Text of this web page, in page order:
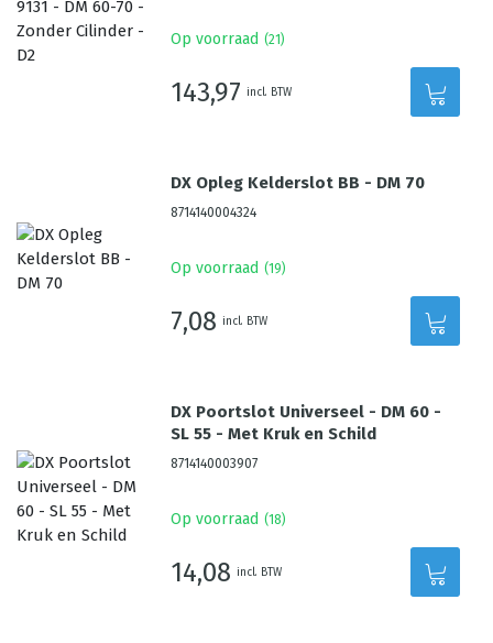
Op voorraad (21 )
143,97 incl. BTW
DX Opleg Kelderslot BB - DM 70
8714140004324
Op voorraad (19)
7,08 incl. BTW
DX Poortslot Universeel - DM 60 -
SL 55 - Met Kruk en Schild
8714140003907
Op voorraad (18)
14,08 incl. BTW